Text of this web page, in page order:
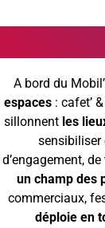
A bord du
espaces: cafet’
sillonnent les
sensibiliser
d’engagement,
un champ des
commerciaux,
déploie en